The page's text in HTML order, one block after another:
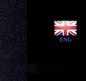
ENG